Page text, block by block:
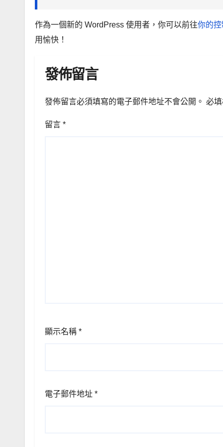
作為一個新的 WordPress 使用者，你可以前往你的
用愉快！
發佈留言
發佈留言必須填寫的電子郵件地址不會公開。 必
留言 *
顯示名稱 *
電子郵件地址 *